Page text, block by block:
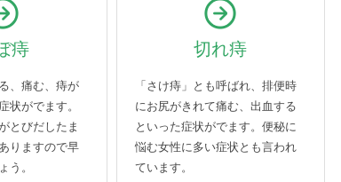
痔
、痛む、痔が
状がでます。
とびだしたま
りますので早
う。
切れ痔
「さけ痔」とも呼ばれ、排便時
にお尻がきれて痛む、出血する
といった症状がでます。便秘に
悩む女性に多い症状とも言われ
ています。